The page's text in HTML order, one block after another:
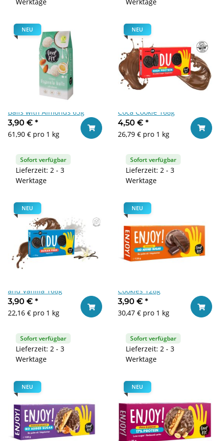
NEU
Feel Fit Coconut Veganela
Balls with Almonds 63g
3,90 € *
61,90 € pro 1 kg
Sofort verfügbar
Lieferzeit: 2 - 3
Werktage
In den Warenkorb
NEU
Coca Cookie 168g
4,50 € *
26,79 € pro 1 kg
Sofort verfügbar
Lieferzeit: 2 - 3
Werktage
In
NEU
and Vanilla 168g
3,90 € *
22,16 € pro 1 kg
Sofort verfügbar
Lieferzeit: 2 - 3
Werktage
In den Warenkorb
NEU
Cookies 128g
3,90 € *
30,47 € pro 1 kg
Sofort verfügbar
Lieferzeit: 2 - 3
Werktage
In
NEU NEU